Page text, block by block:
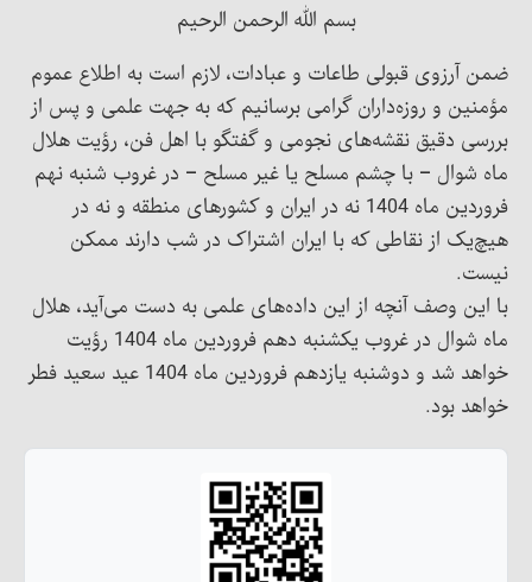
بسم الله الرحمن الرحیم
ضمن آرزوی قبولی طاعات و عبادات، لازم است به اطلاع عموم
مؤمنین و روزه‌داران گرامی برسانیم که به جهت علمی و پس از
بررسی دقیق نقشه‌های نجومی و گفتگو با اهل فن، رؤیت هلال
ماه شوال – با چشم مسلح یا غیر مسلح – در غروب شنبه نهم
فروردین ماه 1404 نه در ایران و کشورهای منطقه و نه در
هیچ‌یک از نقاطی که با ایران اشتراک در شب دارند ممکن
نیست.
با این وصف آنچه از این داده‌های علمی به دست می‌آید، هلال
ماه شوال در غروب یکشنبه دهم فروردین ماه 1404 رؤیت
خواهد شد و دوشنبه یازدهم فروردین ماه 1404 عید سعید فطر
خواهد بود.